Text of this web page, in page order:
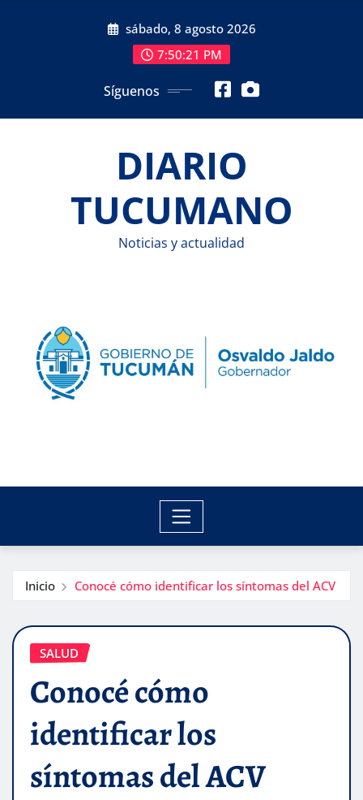
sábado, 8 agosto 2026
7:50:22 PM
Síguenos
DIARIO
TUCUMANO
Noticias y actualidad
Inicio Conocé cómo identificar los síntomas del ACV
SALUD
Conocé cómo
identificar los
síntomas del ACV